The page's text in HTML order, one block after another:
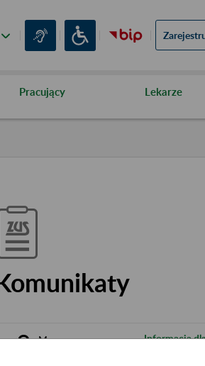
Pracujący Lekarze
8 May
Informacja